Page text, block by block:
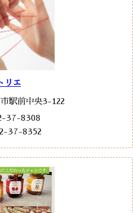
リエ
駅前中央3-122
37-8308
37-8352